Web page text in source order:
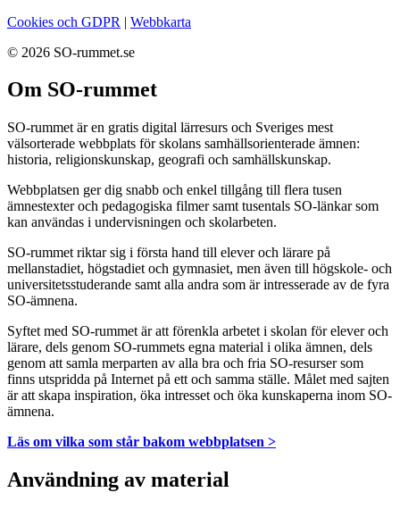
Cookies och GDPR | Webbkarta
© 2026 SO-rummet.se
Om SO-rummet
SO-rummet är en gratis digital lärresurs och Sveriges mest
välsorterade webbplats för skolans samhällsorienterade ämnen:
historia, religionskunskap, geografi och samhällskunskap.
Webbplatsen ger dig snabb och enkel tillgång till flera tusen
ämnestexter och pedagogiska filmer samt tusentals SO-länkar som
kan användas i undervisningen och skolarbeten.
SO-rummet riktar sig i första hand till elever och lärare på
mellanstadiet, högstadiet och gymnasiet, men även till högskole- och
universitetsstuderande samt alla andra som är intresserade av de fyra
SO-ämnena.
Syftet med SO-rummet är att förenkla arbetet i skolan för elever och
lärare, dels genom SO-rummets egna material i olika ämnen, dels
genom att samla merparten av alla bra och fria SO-resurser som
finns utspridda på Internet på ett och samma ställe. Målet med sajten
är att skapa inspiration, öka intresset och öka kunskaperna inom SO-
ämnena.
Läs om vilka som står bakom webbplatsen >
Användning av material